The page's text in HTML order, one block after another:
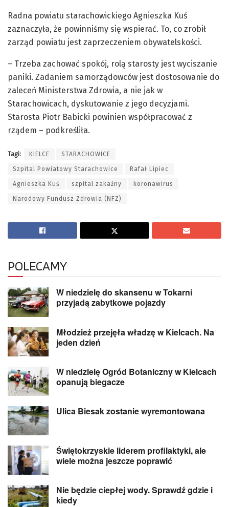
Radna powiatu starachowickiego Agnieszka Kuś
zaznaczyła, że powinniśmy się wspierać. To, co zrobił
zarząd powiatu jest zaprzeczeniem obywatelskości.
– Trzeba zachować spokój, rolą starosty jest wyciszanie
paniki. Zadaniem samorządowców jest dostosowanie do
zaleceń Ministerstwa Zdrowia, a nie jak w
Starachowicach, dyskutowanie z jego decyzjami.
Starosta Piotr Babicki powinien współpracować z
rządem – podkreśliła.
Tagi: KIELCE STARACHOWICE
Szpital Powiatowy Starachowice Rafał Lipiec
Agnieszka Kuś szpital zakaźny koronawirus
Narodowy Fundusz Zdrowia (NFZ)
POLECAMY
W niedzielę do skansenu w Tokarni
przyjadą zabytkowe pojazdy
Młodzież przejęła władzę w Kielcach. Na
jeden dzień
W niedzielę Ogród Botaniczny w Kielcach
opanują biegacze
Ulica Biesak zostanie wyremontowana
Świętokrzyskie liderem profilaktyki, ale
wiele można jeszcze poprawić
Nie będzie ciepłej wody. Sprawdź gdzie i
kiedy